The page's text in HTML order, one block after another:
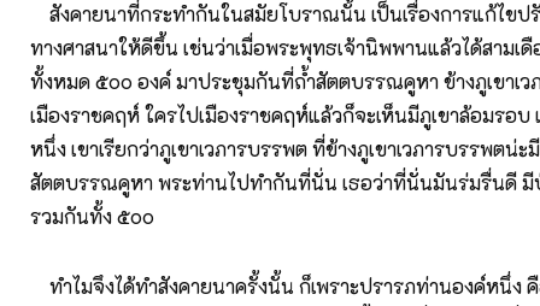
สังคายนาที่กระทำกันในสมัยโบราณนั้น เป็นเรื่องการแก้ไขป
ทางศาสนาให้ดีขึ้น เช่นว่าเมื่อพระพุทธเจ้านิพพานแล้วได้สามเ
ทั้งหมด ๕๐๐ องค์ มาประชุมกันที่ถ้ำสัตตบรรณคูหา ข้างภูเขาเว
เมืองราชคฤห์ ใครไปเมืองราชคฤห์แล้วก็จะเห็นมีภูเขาล้อมรอบ
หนึ่ง เขาเรียกว่าภูเขาเวภารบรรพต ที่ข้างภูเขาเวภารบรรพตน่ะ
สัตตบรรณคูหา พระท่านไปทำกันที่นั่น เธอว่าที่นั่นมันร่มรื่นดี มี
รวมกันทั้ง ๕๐๐
ทำไมจึงได้ทำสังคายนาครั้งนั้น ก็เพราะปรารภท่านองค์หนึ่ง